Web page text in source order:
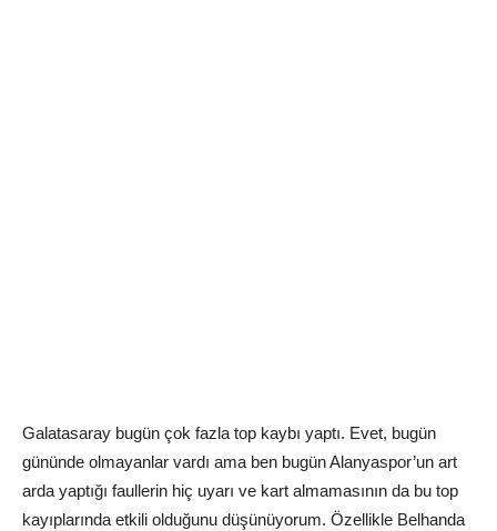
Galatasaray bugün çok fazla top kaybı yaptı. Evet, bugün
gününde olmayanlar vardı ama ben bugün Alanyaspor’un art
arda yaptığı faullerin hiç uyarı ve kart almamasının da bu top
kayıplarında etkili olduğunu düşünüyorum. Özellikle Belhanda